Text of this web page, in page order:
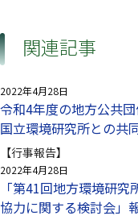
関連記事
2022年4月28日
令和4年度の地方公共
国立環境研究所との共
【行事報告】
2022年4月28日
「第41回地方環境研
協力に関する検討会」